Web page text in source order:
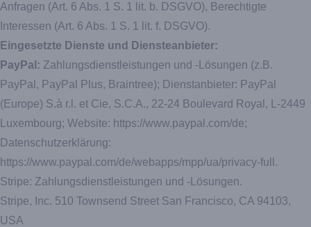
Anfragen (Art. 6 Abs. 1 S. 1 lit. b. DSGVO), Berechtigte
Interessen (Art. 6 Abs. 1 S. 1 lit. f. DSGVO).
Eingesetzte Dienste und Diensteanbieter:
PayPal: Zahlungsdienstleistungen und -Lösungen (z.B.
PayPal, PayPal Plus, Braintree); Dienstanbieter: PayPal
(Europe) S.à r.l. et Cie, S.C.A., 22-24 Boulevard Royal, L-2449
Luxembourg; Website: https://www.paypal.com/de;
Datenschutzerklärung:
https://www.paypal.com/de/webapps/mpp/ua/privacy-full .
Stripe: Zahlungsdienstleistungen und -Lösungen.
Stripe, Inc. 510 Townsend Street San Francisco, CA 94103,
USA